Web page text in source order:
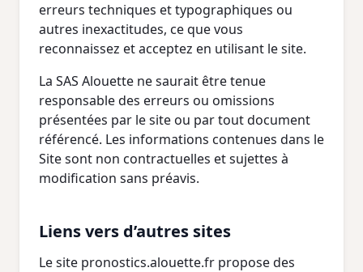
erreurs techniques et typographiques ou
autres inexactitudes, ce que vous
reconnaissez et acceptez en utilisant le site.
La SAS Alouette ne saurait être tenue
responsable des erreurs ou omissions
présentées par le site ou par tout document
référencé. Les informations contenues dans le
Site sont non contractuelles et sujettes à
modification sans préavis.
Liens vers d’autres sites
Le site pronostics.alouette.fr propose des